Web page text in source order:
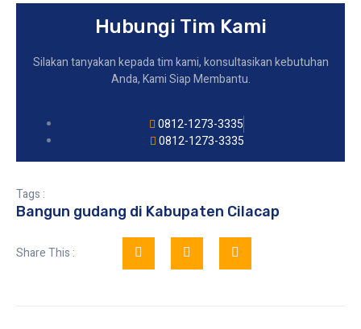
Hubungi Tim Kami
Silakan tanyakan kepada tim kami, konsultasikan kebutuhan
Anda, Kami Siap Membantu.
0812-1273-3335
0812-1273-3335
Tags :
Bangun gudang di Kabupaten Cilacap
Share This :